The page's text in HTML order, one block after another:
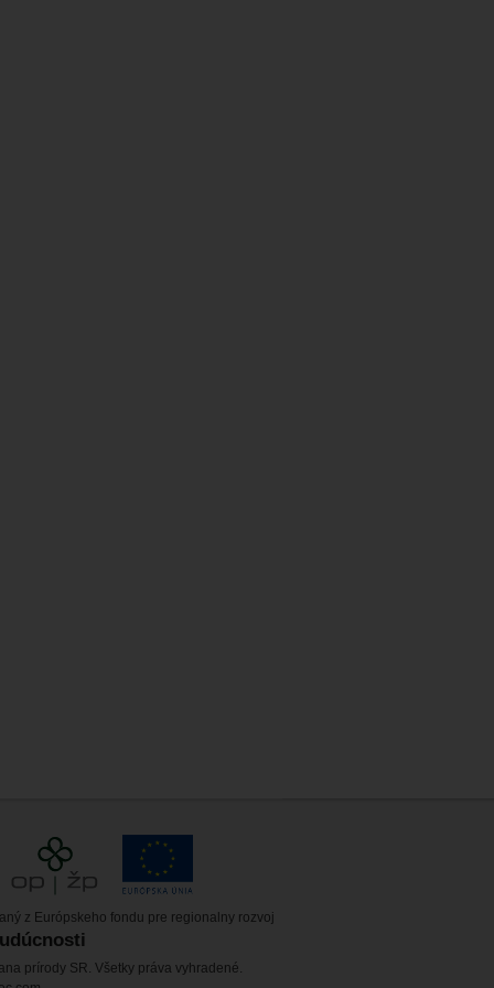
z Európskeho fondu pre regionalny rozvoj
prírody SR. Všetky práva vyhradené.